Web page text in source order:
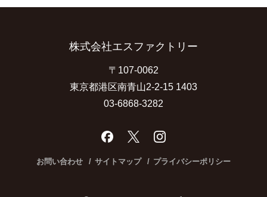
株式会社エスファクトリー
〒107-0062
東京都港区南青山2-2-15 1403
03-6868-3282
お問い合わせ サイトマップ プライバシーポリシー